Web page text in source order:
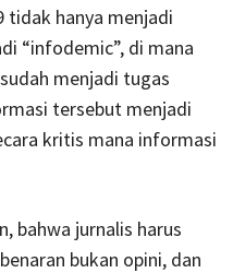
tidak hanya menjadi
“infodemic”, di mana
menjadi tugas
tersebut menjadi
kritis mana informasi
bahwa jurnalis harus
bukan opini, dan